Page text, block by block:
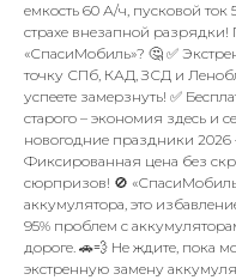
емкость 60 А/ч, пусковой ток
страхе внезапной разрядки!
«СпасиМобиль»? 🤔 ✅
точку СПб, КАД, ЗСД и
успеете замерзнуть! ✅
старого – экономия здесь и
новогодние праздники 2026
Фиксированная цена без
сюрпризов! 🚫
аккумулятора, это
95% проблем с
дороге. 🚗💨 Не ждите, пока
экстренную замену